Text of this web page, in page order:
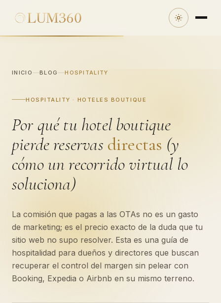
INICIO BLOG HOSPITALITY
HOSPITALITY · HOTELES BOUTIQUE
Por qué tu hotel boutique
pierde reservas directas (y
cómo un recorrido virtual lo
soluciona)
La comisión que pagas a las OTAs no es un gasto
de marketing; es el precio exacto de la duda que tu
sitio web no supo resolver. Esta es una guía de
hospitalidad para dueños y directores que buscan
recuperar el control del margen sin pelear con
Booking, Expedia o Airbnb en su mismo terreno.